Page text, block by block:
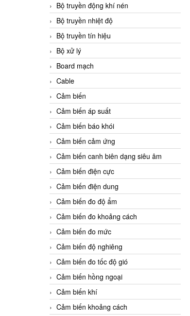
Bộ truyền động khí nén
Bộ truyền nhiệt độ
Bộ truyền tín hiệu
Bộ xử lý
Board mạch
Cable
Cảm biến
Cảm biến áp suất
Cảm biến báo khói
Cảm biến cảm ứng
Cảm biến canh biên dạng siêu âm
Cảm biến điện cực
Cảm biến điện dung
Cảm biến đo độ ẩm
Cảm biến đo khoảng cách
Cảm biến đo mức
Cảm biến độ nghiêng
Cảm biến đo tốc độ gió
Cảm biến hồng ngoại
Cảm biến khí
Cảm biến khoảng cách